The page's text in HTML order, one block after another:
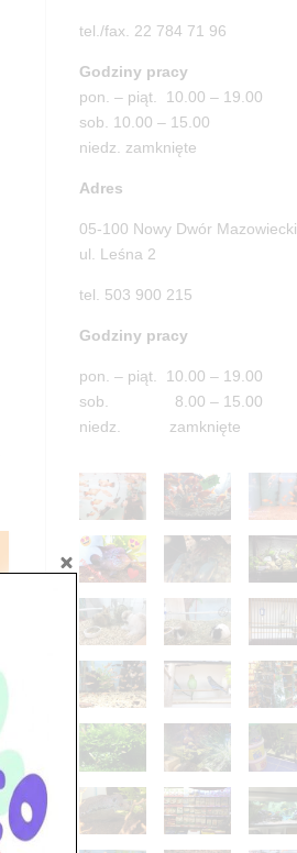
tel./fax. 22 784 71 96
Godziny pracy
pon. – piąt. 10.00 – 19.00
sob. 10.00 – 15.00
niedz. zamknięte
Adres
05-100 Nowy Dwór Mazowiecki
ul. Leśna 2
tel. 503 900 215
Godziny pracy
pon. – piąt. 10.00 – 19.00
sob. 8.00 – 15.00
niedz. zamknięte